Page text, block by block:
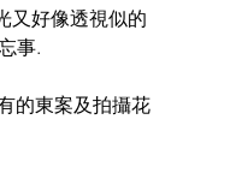
又好像透視似的
事.
的東案及拍攝花